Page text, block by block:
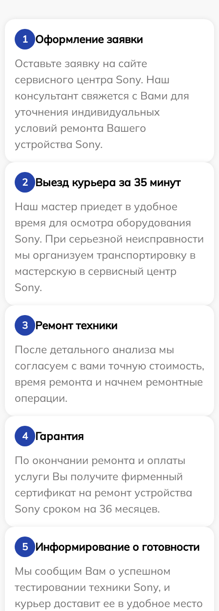
1
Оформление заявки
Оставьте заявку на сайте
сервисного центра Sony. Наш
консультант свяжется с Вами для
уточнения индивидуальных
условий ремонта Вашего
устройства Sony.
2
Выезд курьера за 35 минут
Наш мастер приедет в удобное
время для осмотра оборудования
Sony. При серьезной неисправности
мы организуем транспортировку в
мастерскую в сервисный центр
Sony.
3
Ремонт техники
После детального анализа мы
согласуем с вами точную стоимость,
время ремонта и начнем ремонтные
операции.
4
Гарантия
По окончании ремонта и оплаты
услуги Вы получите фирменный
сертификат на ремонт устройства
Sony сроком на 36 месяцев.
5
Информирование о готовности
Мы сообщим Вам о успешном
тестировании техники Sony, и
курьер доставит ее в удобное место